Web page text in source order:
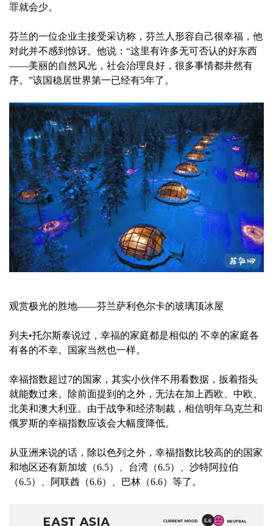
罪就会少。
芬兰的一位企业主接受采访称，芬兰人形容自己很幸福，他
对此并不感到惊讶。他说：“这里有许多无可否认的好东西
——美丽的自然风光，社会治理良好，很多事情都井然有
序。”该国稳居世界第一已经有5年了。
观赏极光的胜地——芬兰萨利色尔卡的玻璃顶冰屋
列夫•托尔斯泰说过，幸福的家庭都是相似的 不幸的家庭各
有各的不幸。国家当然也一样。
幸福指数超过7的国家，其实小伙伴不用看数据，扳着指头
就能数过来。除前面提到的之外，无法在加上西欧、中欧、
北美和澳大利亚。由于战争和经济制裁，相信明年乌克兰和
俄罗斯的幸福指数应该会大幅度降低。
从亚洲来说的话，除以色列之外，幸福指数比较高的的国家
和地区还有新加坡（6.5）、台湾（6.5）、沙特阿拉伯
（6.5）、阿联酋（6.6）、巴林（6.6）等了。